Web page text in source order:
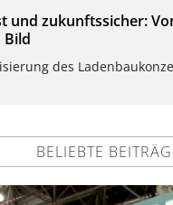
und zukunftssicher:
Bild
des
BELIEBTE